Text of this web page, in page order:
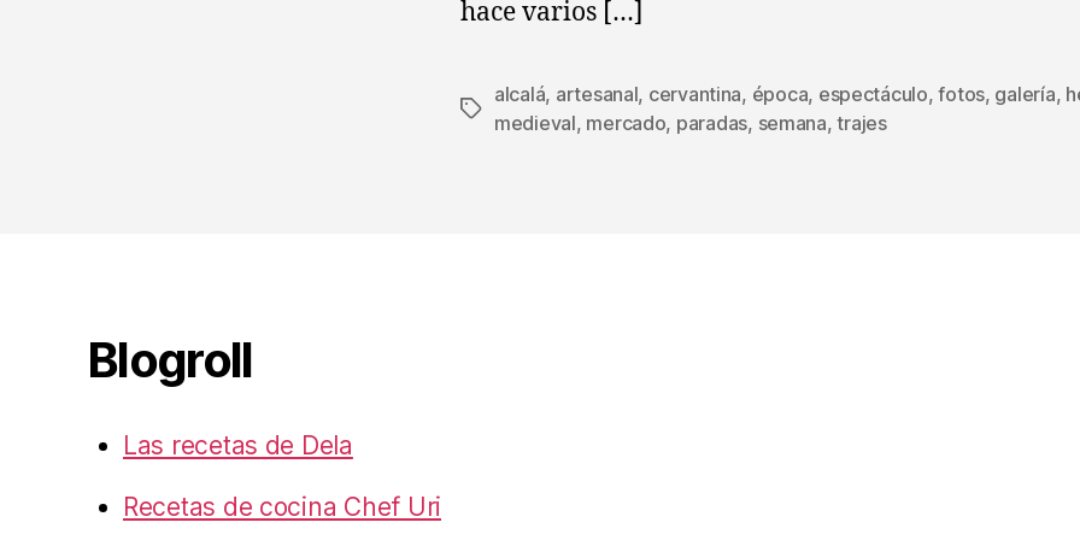
hace varios […]
Etiquetas
alcalá, artesanal, cervantina, época, espectáculo,fotos, galería,
medieval, mercado, paradas, semana,trajes
Blogroll
Las recetas de Dela
Recetas de cocina Chef Uri